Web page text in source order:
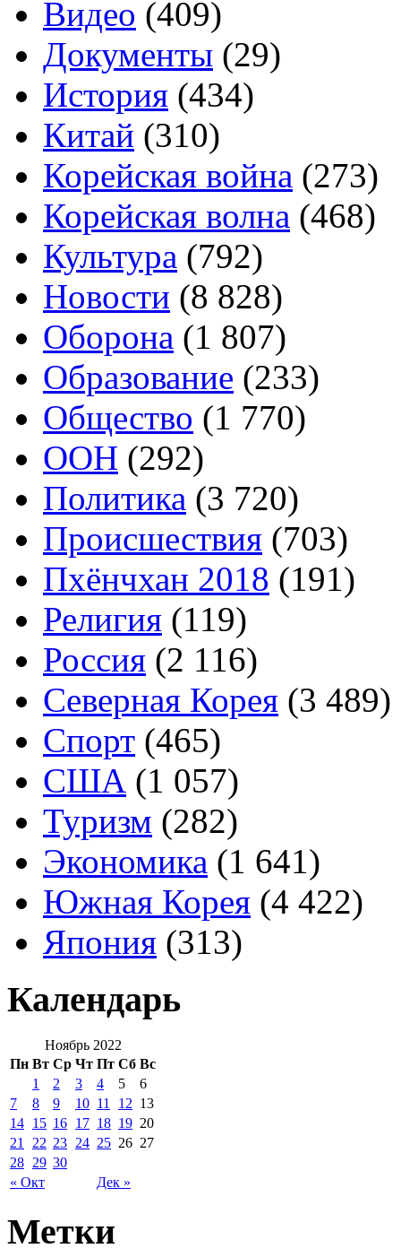
Видео (409)
Документы (29)
История (434)
Китай (310)
Корейская война (273)
Корейская волна (468)
Культура (792)
Новости (8 828)
Оборона (1 807)
Образование (233)
Общество (1 770)
ООН (292)
Политика (3 720)
Происшествия (703)
Пхёнчхан 2018 (191)
Религия (119)
Россия (2 116)
Северная Корея (3 489)
Спорт (465)
США (1 057)
Туризм (282)
Экономика (1 641)
Южная Корея (4 422)
Япония (313)
Календарь
Ноябрь 2022
Пн Вт Ср Чт Пт Сб Вс
« Окт Дек »
1 2 3 4 5
6
7
8 9 10 11 12 13
14 15 16 17 18 19 20
21
22 23 24 25 26 27
28 29 30
Метки